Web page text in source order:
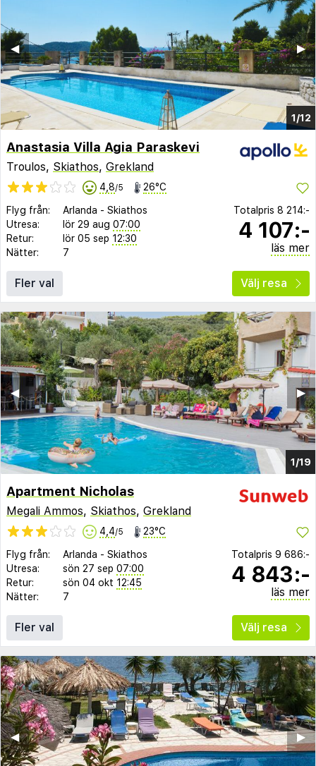
1/12
▶︎
◀︎
Anastasia Villa Agia Paraskevi
Troulos, Skiathos, Grekland
4,8/5 26°C
Flyg från: Arlanda - Skiathos
Utresa:
lör 29 aug 07:00
Retur:
lör 05 sep 12:30
Nätter:
7
Totalpris 8 214:-
4 107:-
läs mer
Fler val Välj resa
1/19
▶︎
◀︎
Apartment Nicholas
Megali Ammos, Skiathos, Grekland
4,4/5 23°C
Flyg från: Arlanda - Skiathos
Utresa:
sön 27 sep 07:00
Retur:
sön 04 okt 12:45
Nätter:
7
Totalpris 9 686:-
4 843:-
läs mer
Fler val Välj resa
▶︎
◀︎